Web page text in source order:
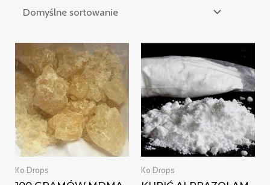
Ko Drops
Zakres
cen:
od
€215.00
do
€2,500.00
Ko Drops
cen:
od
€290.00
do
€700.00